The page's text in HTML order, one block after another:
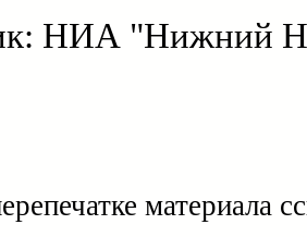
НИА "Нижний
материала